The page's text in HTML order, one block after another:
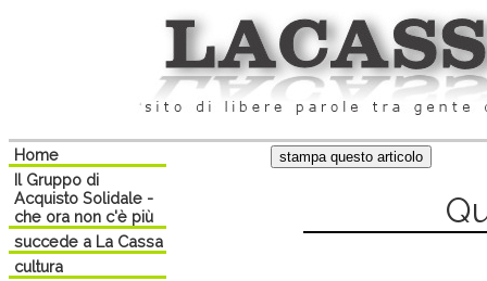
Home
Il Gruppo di
Acquisto Solidale -
che ora non c'è più
succede a La Cassa
cultura